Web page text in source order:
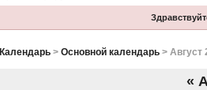
Календарь> Основной календарь> Август
«